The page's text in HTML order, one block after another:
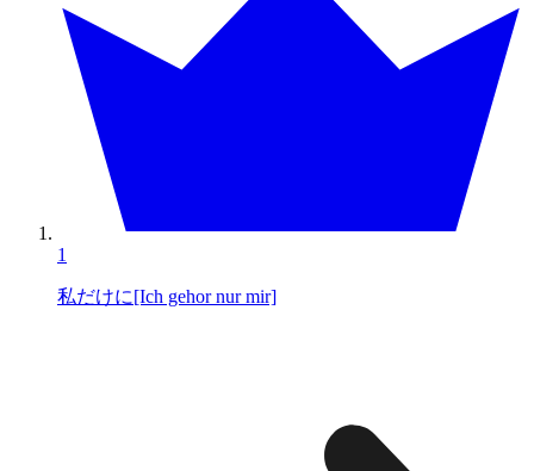
1
私だけに[Ich gehor nur mir]